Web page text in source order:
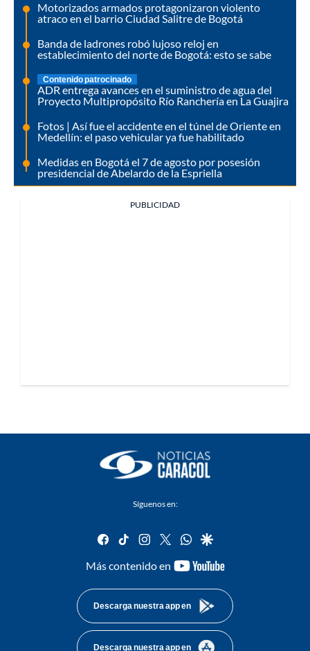
Motorizados armados protagonizaron violento
atraco en el barrio Ciudad Salitre de Bogotá
Banda de ladrones robó lujoso reloj en
establecimiento del norte de Bogotá: esto se sabe
Contenido patrocinado
ADR entrega avances en el suministro de agua del
Proyecto Multipropósito Río Ranchería en La Guajira
Fotos | Así fue el accidente en el túnel de Oriente en
Medellín: el paso vehicular ya fue habilitado
Medidas en Bogotá el 7 de agosto por posesión
presidencial de Abelardo de la Espriella
PUBLICIDAD
Síguenos en:
facebook
tiktok instagram
twitterwhatsapp
google
Más contenido en
youtube-
Descarga nuestra app en
Descarga nuestra app en